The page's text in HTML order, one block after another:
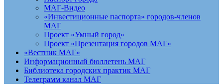
МАГ-Видео
«Инвестиционные паспорта» городов-членов
МАГ
Проект «Умный город»
Проект «Презентация городов МАГ»
«Вестник МАГ»
Информационный бюллетень МАГ
Библиотека городских практик МАГ
Телеграмм канал МАГ